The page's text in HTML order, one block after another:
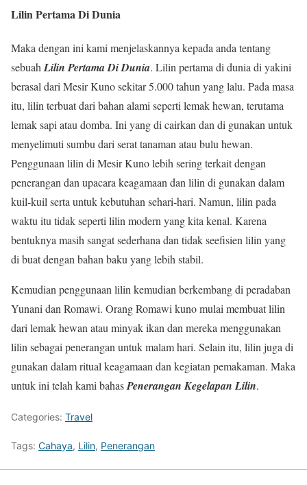
Lilin Pertama Di Dunia
Maka dengan ini kami menjelaskannya kepada anda tentang
sebuah Lilin Pertama Di Dunia. Lilin pertama di dunia di yakini
berasal dari Mesir Kuno sekitar 5.000 tahun yang lalu. Pada masa
itu, lilin terbuat dari bahan alami seperti lemak hewan, terutama
lemak sapi atau domba. Ini yang di cairkan dan di gunakan untuk
menyelimuti sumbu dari serat tanaman atau bulu hewan.
Penggunaan lilin di Mesir Kuno lebih sering terkait dengan
penerangan dan upacara keagamaan dan lilin di gunakan dalam
kuil-kuil serta untuk kebutuhan sehari-hari. Namun, lilin pada
waktu itu tidak seperti lilin modern yang kita kenal. Karena
bentuknya masih sangat sederhana dan tidak seefisien lilin yang
di buat dengan bahan baku yang lebih stabil.
Kemudian penggunaan lilin kemudian berkembang di peradaban
Yunani dan Romawi. Orang Romawi kuno mulai membuat lilin
dari lemak hewan atau minyak ikan dan mereka menggunakan
lilin sebagai penerangan untuk malam hari. Selain itu, lilin juga di
gunakan dalam ritual keagamaan dan kegiatan pemakaman. Maka
untuk ini telah kami bahasPenerangan Kegelapan Lilin.
Categories: Travel
Tags: Cahaya, Lilin, Penerangan